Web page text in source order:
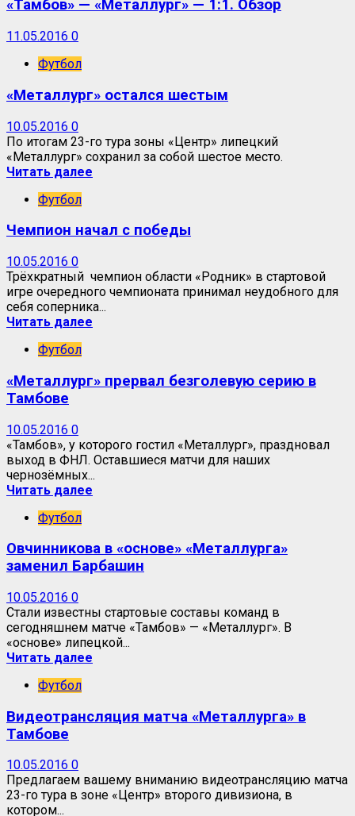
«Тамбов» — «Металлург» — 1:1. Обзор
11.05.2016 0
Футбол
«Металлург» остался шестым
10.05.2016 0
По итогам 23-го тура зоны «Центр» липецкий
«Металлург» сохранил за собой шестое место.
Читать далее
Футбол
Чемпион начал с победы
10.05.2016 0
Трёхкратный чемпион области «Родник» в стартовой
игре очередного чемпионата принимал неудобного для
себя соперника...
Читать далее
Футбол
«Металлург» прервал безголевую серию в
Тамбове
10.05.2016 0
«Тамбов», у которого гостил «Металлург», праздновал
выход в ФНЛ. Оставшиеся матчи для наших
чернозёмных...
Читать далее
Футбол
Овчинникова в «основе» «Металлурга»
заменил Барбашин
10.05.2016 0
Стали известны стартовые составы команд в
сегодняшнем матче «Тамбов» — «Металлург». В
«основе» липецкой...
Читать далее
Футбол
Видеотрансляция матча «Металлурга» в
Тамбове
10.05.2016 0
Предлагаем вашему вниманию видеотрансляцию матча
23-го тура в зоне «Центр» второго дивизиона, в
котором...